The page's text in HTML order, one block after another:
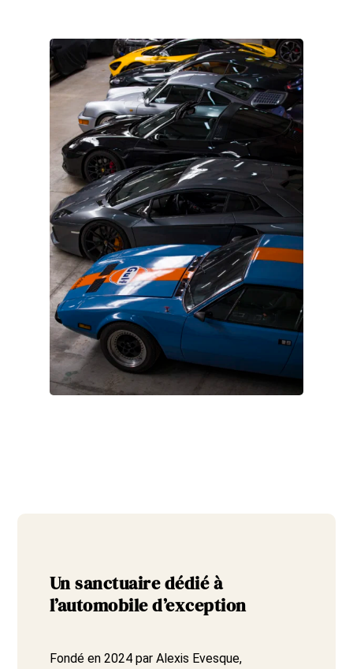
Un sanctuaire dédié à
l’automobile d’exception
Fondé en 2024 par Alexis Evesque,